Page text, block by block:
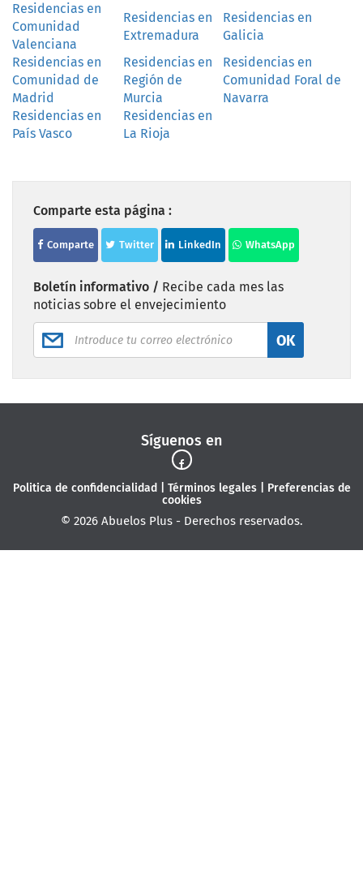
Residencias en
Comunidad
Valenciana
Residencias en
Extremadura
Residencias en
Galicia
Residencias en
Comunidad de
Madrid
Residencias en
Región de
Murcia
Residencias en
Comunidad Foral de
Navarra
Residencias en
País Vasco
Residencias en
La Rioja
Comparte esta página :
Comparte Twitter LinkedIn WhatsApp
Boletín informativo / Recibe cada mes las
noticias sobre el envejecimiento
OK
Síguenos en
Politica de confidencialidad Términos legales| Preferencias de
cookies
© 2026 Abuelos Plus - Derechos reservados.